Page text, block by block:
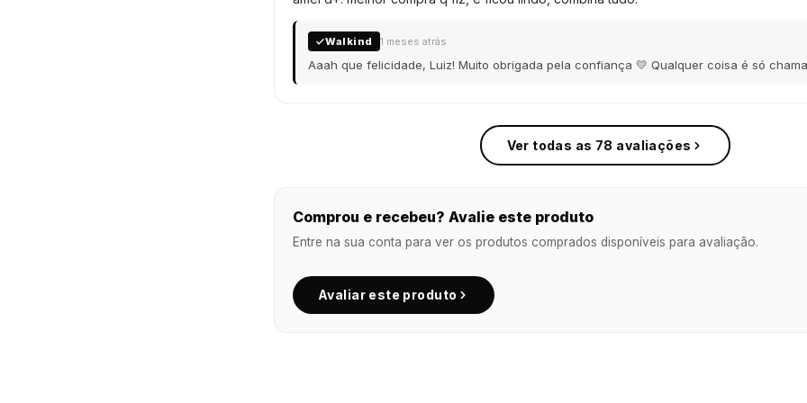
Walkind 1 meses atrás
Aaah que felicidade, Luiz! Muito obrigada pela confiança 💛 Qualquer coisa é só
Ver todas as 78 avaliações
Comprou e recebeu? Avalie este produto
Entre na sua conta para ver os produtos comprados disponíveis para avaliação.
Avaliar este produto